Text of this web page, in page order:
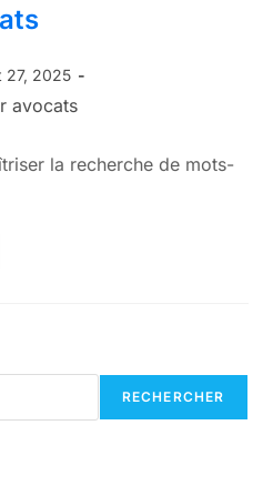
27, 2025
avocats
la recherche de mots-
RECHERCHER